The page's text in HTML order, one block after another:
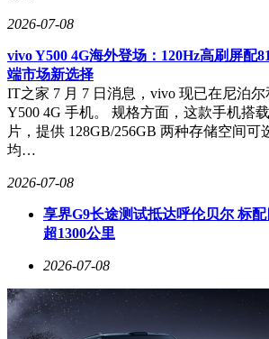
2026-07-08
vivo Y500 4G海外登场：120Hz高刷屏配
端市场新选择
IT之家 7 月 7 日消息，vivo 现已在尼泊
Y500 4G 手机。 规格方面，这款手机搭
片，提供 128GB/256GB 两种存储空间可
均…
2026-07-08
享界G9长途测试抵达呼伦贝尔 标
超1300公里
2026-07-08